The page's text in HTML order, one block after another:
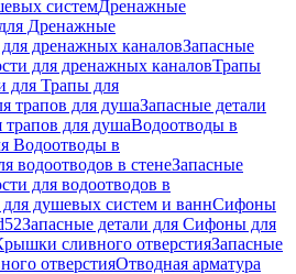
системДренажные
Дренажные
дренажных каналовЗапасные
для дренажных каналовТрапы
для Трапы для
трапов для душаЗапасные детали
для душаВодоотводы в
Водоотводы в
водоотводов в стенеЗапасные
для водоотводов в
душевых систем и ваннСифоны
Запасные детали для Сифоны для
сливного отверстияЗапасные
отверстияОтводная арматура